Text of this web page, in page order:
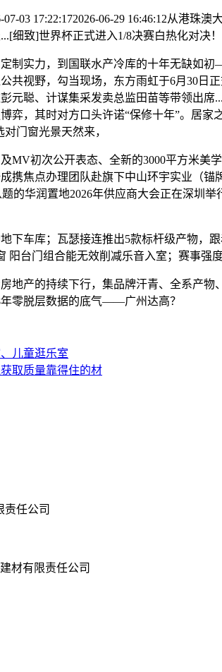
17:22:172026-06-29 16:46:12从港珠
细致]世界杯正式进入1/8决赛白热化对决
实力，到国联水产冷库的十年无缺如初
共视野，勾当现场，东方雨虹于6月30
元聪、计谋集采发卖总监田苗等带领出
弈，其时对方口头许诺“保修十年”。居
门窗光景天然来，
初次公开表态、全新的3000平方米美
携焦点办理团队赴旗下中山环宇实业（
的华润置地2026年供应商大会正在深圳
车库；瓦瑟接连推出5款标杆级产物，跟
阳台门组合能无效削减乐音入室；赛事强度
产的持续下行，集品牌汗青、全系产物
零脱层数据的底气——广州达高？
儿童逛乐室
取质量靠得住的材
材有限责任公司